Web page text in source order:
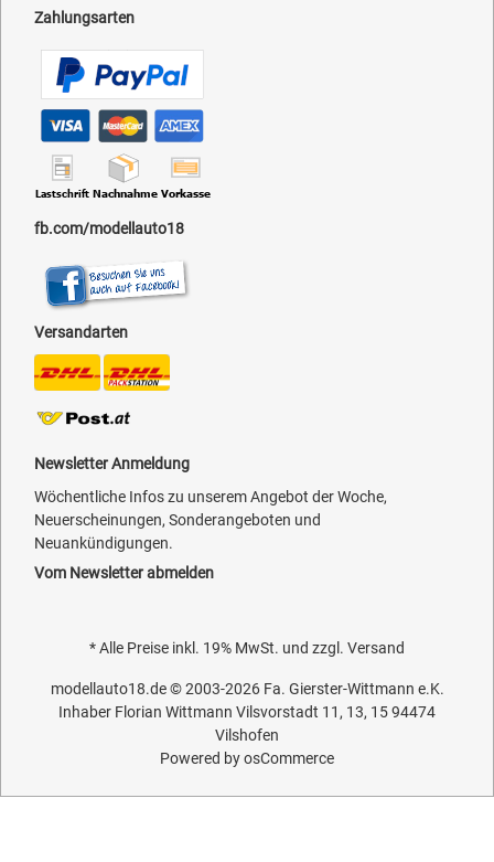
Zahlungsarten
fb.com/modellauto18
Versandarten
Newsletter Anmeldung
Wöchentliche Infos zu unserem Angebot der Woche,
Neuerscheinungen, Sonderangeboten und
Neuankündigungen.
Vom Newsletter abmelden
* Alle Preise inkl. 19% MwSt. und zzgl. Versand
modellauto18.de© 2003-2026 Fa. Gierster-Wittmann e.K.
Inhaber Florian Wittmann Vilsvorstadt 11, 13, 15 94474
Vilshofen
Powered byosCommerce